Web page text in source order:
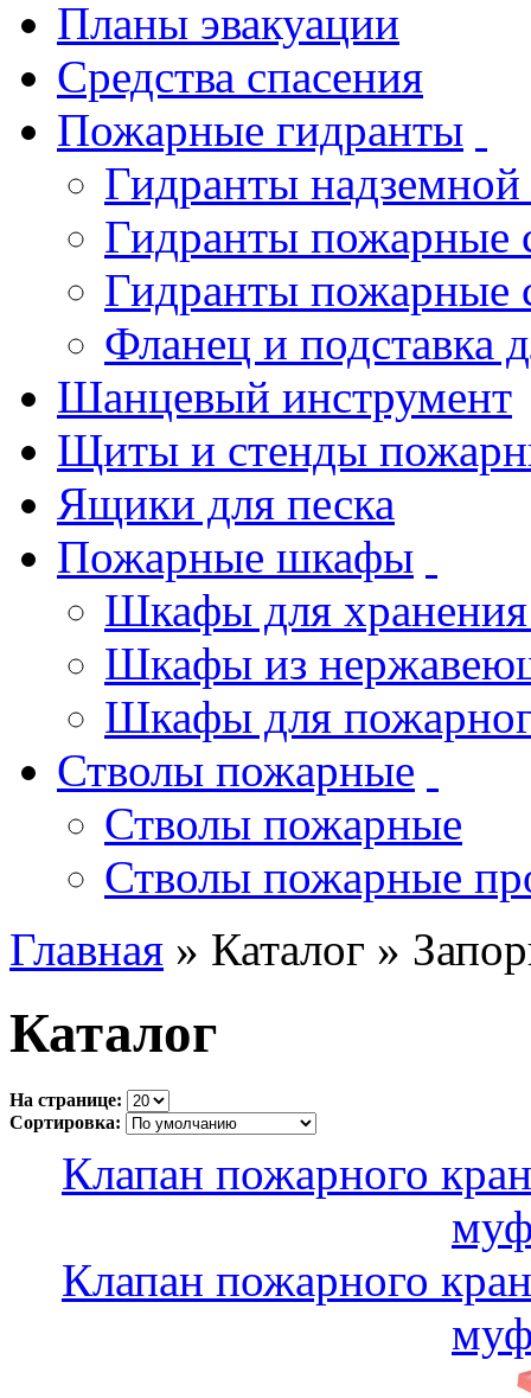
Планы эвакуации
Средства спасения
Пожарные гидранты
Гидранты
Гидранты пожарные
Гидранты пожарные
Фланец и подставка
Шанцевый инструмент
Щиты и стенды
Ящики для песка
Пожарные шкафы
Шкафы для хранения
Шкафы из
Шкафы для
Стволы пожарные
Стволы пожарные
Стволы пожарные
Главная » Каталог »
Каталог
На странице:
Сортировка:
Клапан пожарного
Клапан пожарного